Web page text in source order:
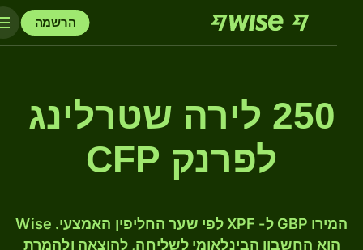
הרשמה
250 לירה שטרלינג
לפרנק CFP
המירו GBP ל- XPF לפי שער החליפין האמצעי. Wise
הוא החשבון הבינלאומי לשליחה, להוצאה ולהמרת